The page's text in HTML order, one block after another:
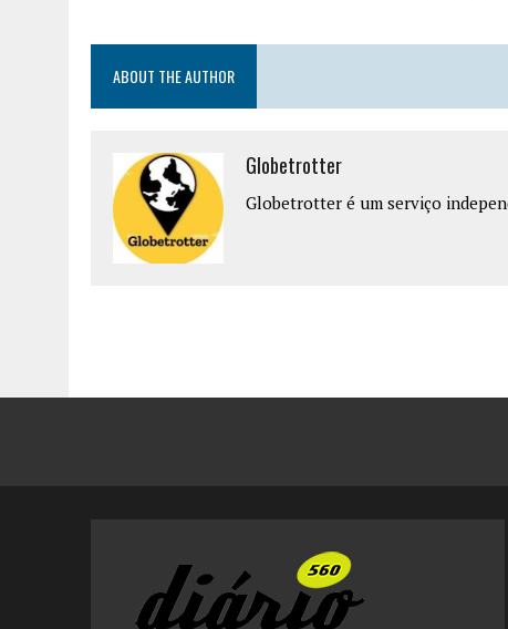
ABOUT THE AUTHOR
Globetrotter
Globetrotter é um serviço